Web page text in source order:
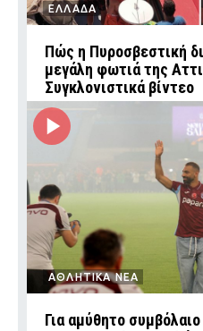
ΕΛΛΑΔΑ
Πώς η Πυροσβεστική
μεγάλη φωτιά της
Συγκλονιστικά βίντεο
ΑΘΛΗΤΙΚΑ ΝΕΑ
Για αμύθητο